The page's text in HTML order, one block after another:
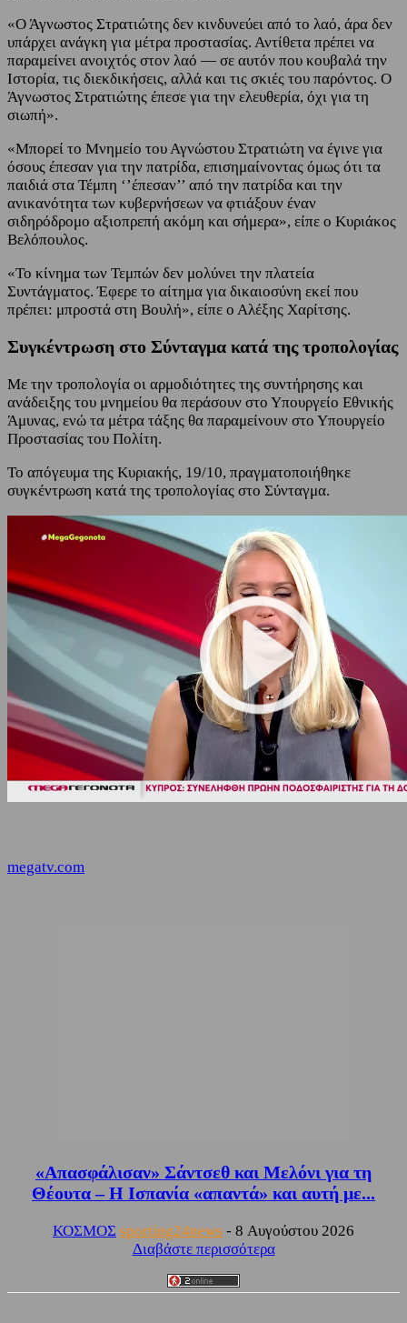
«Ο Άγνωστος Στρατιώτης δεν κινδυνεύει από το λαό, άρα δεν
υπάρχει ανάγκη για μέτρα προστασίας. Αντίθετα πρέπει να
παραμείνει ανοιχτός στον λαό — σε αυτόν που κουβαλά την
Ιστορία, τις διεκδικήσεις, αλλά και τις σκιές του παρόντος. Ο
Άγνωστος Στρατιώτης έπεσε για την ελευθερία, όχι για τη
σιωπή».
«Μπορεί το Μνημείο του Αγνώστου Στρατιώτη να έγινε για
όσους έπεσαν για την πατρίδα, επισημαίνοντας όμως ότι τα
παιδιά στα Τέμπη ‘’έπεσαν’’ από την πατρίδα και την
ανικανότητα των κυβερνήσεων να φτιάξουν έναν
σιδηρόδρομο αξιοπρεπή ακόμη και σήμερα», είπε ο Κυριάκος
Βελόπουλος.
«Το κίνημα των Τεμπών δεν μολύνει την πλατεία
Συντάγματος. Έφερε το αίτημα για δικαιοσύνη εκεί που
πρέπει: μπροστά στη Βουλή», είπε ο Αλέξης Χαρίτσης.
Συγκέντρωση στο Σύνταγμα κατά της τροπολογίας
Με την τροπολογία οι αρμοδιότητες της συντήρησης και
ανάδειξης του μνημείου θα περάσουν στο Υπουργείο Εθνικής
Άμυνας, ενώ τα μέτρα τάξης θα παραμείνουν στο Υπουργείο
Προστασίας του Πολίτη.
Το απόγευμα της Κυριακής, 19/10, πραγματοποιήθηκε
συγκέντρωση κατά της τροπολογίας στο Σύνταγμα.
megatv.com
«Απασφάλισαν» Σάντσεθ και Μελόνι για τη
Θέουτα – Η Ισπανία «απαντά» και αυτή με...
ΚΟΣΜΟΣ sporting24news - 8 Αυγούστου 2026
Διαβάστε περισσότερα